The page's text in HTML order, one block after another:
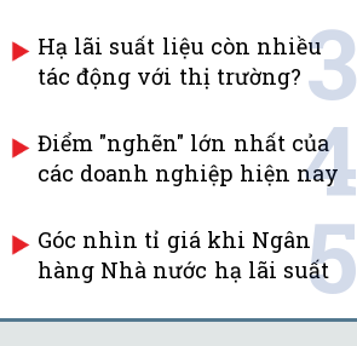
Hạ lãi suất liệu còn nhiều
tác động với thị trường? 3
Điểm "nghẽn" lớn nhất của
các doanh nghiệp hiện nay
4
Góc nhìn tỉ giá khi Ngân
hàng Nhà nước hạ lãi suất5